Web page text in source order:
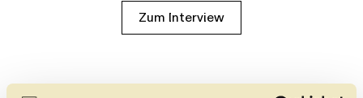
Zum Interview